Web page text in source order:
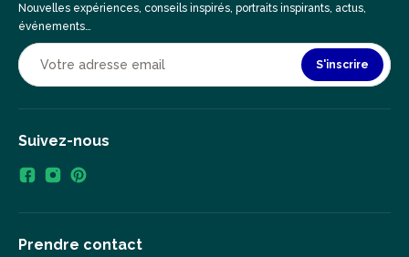
Nouvelles expériences, conseils inspirés, portraits inspirants, actus,
événements…
S'inscrire
Suivez-nous
Prendre contact